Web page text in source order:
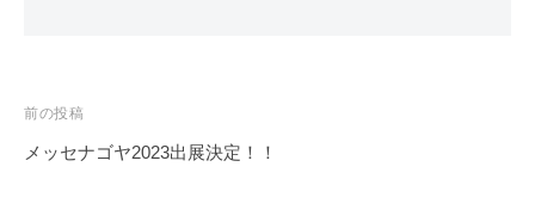
投
稿
前の投稿
メッセナゴヤ2023出展決定！！